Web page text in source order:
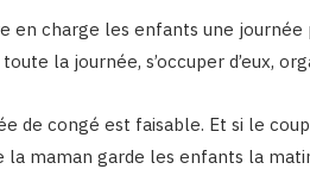
en charge les enfants une
la journée, s’occuper d’eux,
de congé est faisable. Et si le
la maman garde les enfants la